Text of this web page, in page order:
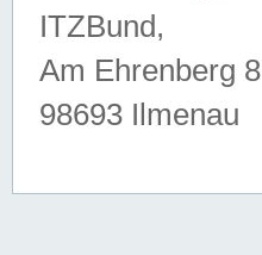
ITZBund,
Am Ehrenberg 8
98693 Ilmenau